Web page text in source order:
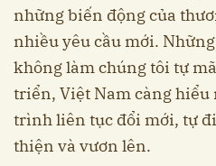
những biến động của
nhiều yêu cầu mới.
không làm chúng tôi tự
triển, Việt Nam càng
trình liên tục đổi mới, tự
thiện và vươn lên.